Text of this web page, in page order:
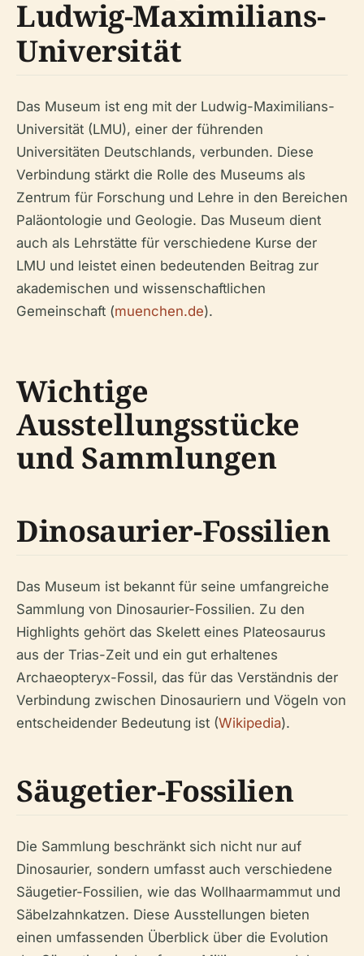
Ludwig-Maximilians-
Universität
Das Museum ist eng mit der Ludwig-Maximilians-
Universität (LMU), einer der führenden
Universitäten Deutschlands, verbunden. Diese
Verbindung stärkt die Rolle des Museums als
Zentrum für Forschung und Lehre in den Bereichen
Paläontologie und Geologie. Das Museum dient
auch als Lehrstätte für verschiedene Kurse der
LMU und leistet einen bedeutenden Beitrag zur
akademischen und wissenschaftlichen
Gemeinschaft (muenchen.de).
Wichtige
Ausstellungsstücke
und Sammlungen
Dinosaurier-Fossilien
Das Museum ist bekannt für seine umfangreiche
Sammlung von Dinosaurier-Fossilien. Zu den
Highlights gehört das Skelett eines Plateosaurus
aus der Trias-Zeit und ein gut erhaltenes
Archaeopteryx-Fossil, das für das Verständnis der
Verbindung zwischen Dinosauriern und Vögeln von
entscheidender Bedeutung ist (Wikipedia).
Säugetier-Fossilien
Die Sammlung beschränkt sich nicht nur auf
Dinosaurier, sondern umfasst auch verschiedene
Säugetier-Fossilien, wie das Wollhaarmammut und
Säbelzahnkatzen. Diese Ausstellungen bieten
einen umfassenden Überblick über die Evolution